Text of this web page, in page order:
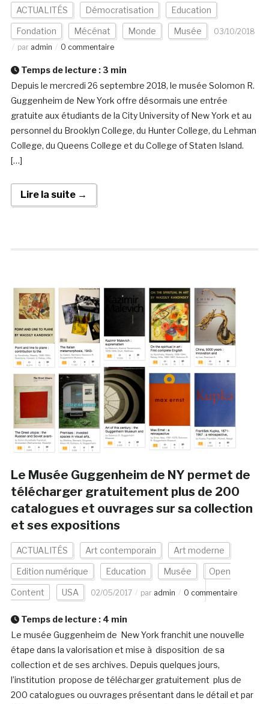
ACTUALITÉS Démocratisation Education
Fondation Mécénat Monde Musée
03/10/2018
par admin 0 commentaire
Temps de lecture : 3 min
Depuis le mercredi 26 septembre 2018, le musée Solomon R.
Guggenheim de New York offre désormais une entrée
gratuite aux étudiants de la City University of New York et au
personnel du Brooklyn College, du Hunter College, du Lehman
College, du Queens College et du College of Staten Island.
[…]
Lire la suite →
Le Musée Guggenheim de NY permet de
télécharger gratuitement plus de 200
catalogues et ouvrages sur sa collection
et ses expositions
ACTUALITÉS Art contemporain Art moderne
Edition numérique Education Musée Open
Content USA 02/05/2017 par admin 0 commentaire
Temps de lecture : 4 min
Le musée Guggenheim de New York franchit une nouvelle
étape dans la valorisation et mise à disposition de sa
collection et de ses archives. Depuis quelques jours,
l’institution propose de télécharger gratuitement plus de
200 catalogues ou ouvrages présentant dans le détail et par